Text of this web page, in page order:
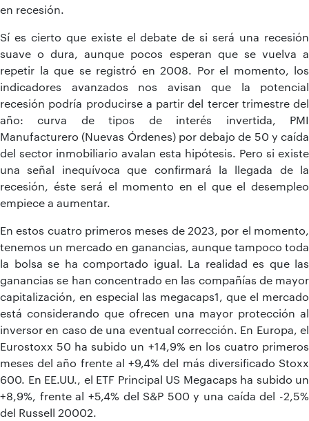
en recesión.
Sí es cierto que existe el debate de si será una recesión
suave o dura, aunque pocos esperan que se vuelva a
repetir la que se registró en 2008. Por el momento, los
indicadores avanzados nos avisan que la potencial
recesión podría producirse a partir del tercer trimestre del
año: curva de tipos de interés invertida, PMI
Manufacturero (Nuevas Órdenes) por debajo de 50 y caída
del sector inmobiliario avalan esta hipótesis. Pero si existe
una señal inequívoca que confirmará la llegada de la
recesión, éste será el momento en el que el desempleo
empiece a aumentar.
En estos cuatro primeros meses de 2023, por el momento,
tenemos un mercado en ganancias, aunque tampoco toda
la bolsa se ha comportado igual. La realidad es que las
ganancias se han concentrado en las compañías de mayor
capitalización, en especial las megacaps1, que el mercado
está considerando que ofrecen una mayor protección al
inversor en caso de una eventual corrección. En Europa, el
Eurostoxx 50 ha subido un +14,9% en los cuatro primeros
meses del año frente al +9,4% del más diversificado Stoxx
600. En EE.UU., el ETF Principal US Megacaps ha subido un
+8,9%, frente al +5,4% del S&P 500 y una caída del -2,5%
del Russell 20002.